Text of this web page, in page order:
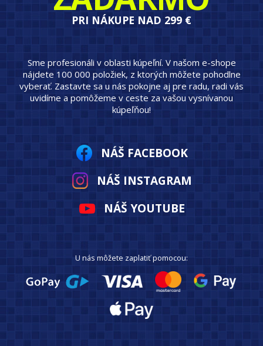
PRI NÁKUPE NAD 299 €
Sme profesionáli v oblasti kúpeľní. V našom e-shope
nájdete 100 000 položiek, z ktorých môžete pohodlne
vyberať. Zastavte sa u nás pokojne aj pre radu, radi vás
uvidíme a pomôžeme v ceste za vašou vysnívanou
kúpeľňou!
NÁŠ FACEBOOK
NÁŠ INSTAGRAM
NÁŠ YOUTUBE
U nás môžete zaplatiť pomocou: